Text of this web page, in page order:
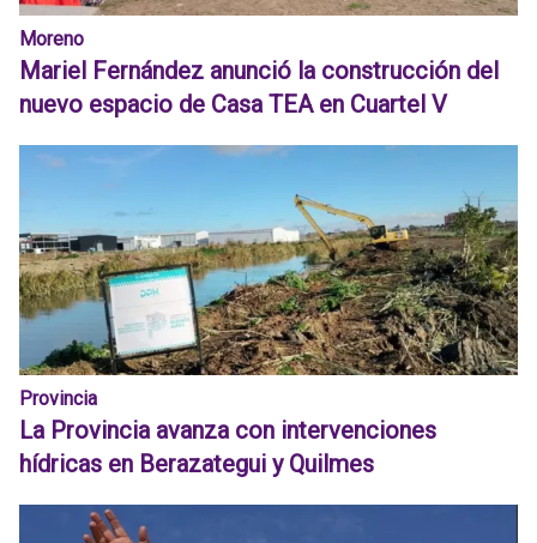
Moreno
Mariel Fernández anunció la construcción del
nuevo espacio de Casa TEA en Cuartel V
Provincia
La Provincia avanza con intervenciones
hídricas en Berazategui y Quilmes